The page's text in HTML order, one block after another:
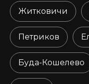
Житковичи
Петриков
Буда-Кошелево